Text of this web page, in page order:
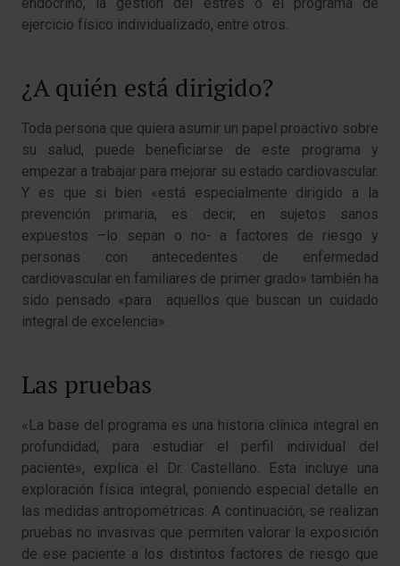
ejercicio físico individualizado, entre otros.
¿A quién está dirigido?
Toda persona que quiera asumir un papel proactivo sobre
su salud, puede beneficiarse de este programa y
empezar a trabajar para mejorar su estado cardiovascular.
Y es que si bien «está especialmente dirigido a la
prevención primaria, es decir, en sujetos sanos
expuestos –lo sepan o no- a factores de riesgo y
personas con antecedentes de enfermedad
cardiovascular en familiares de primer grado» también ha
sido pensado «para aquellos que buscan un cuidado
integral de excelencia».
Las pruebas
«La base del programa es una historia clínica integral en
profundidad, para estudiar el perfil individual del
paciente», explica el Dr. Castellano. Esta incluye una
exploración física integral, poniendo especial detalle en
las medidas antropométricas. A continuación, se realizan
pruebas no invasivas que permiten valorar la exposición
de ese paciente a los distintos factores de riesgo que